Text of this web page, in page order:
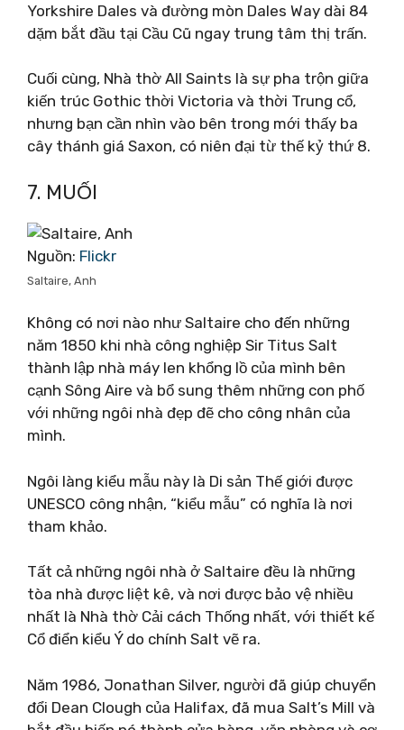
Yorkshire Dales và đường mòn Dales Way dài 84
dặm bắt đầu tại Cầu Cũ ngay trung tâm thị trấn.
Cuối cùng, Nhà thờ All Saints là sự pha trộn giữa
kiến ​​trúc Gothic thời Victoria và thời Trung cổ,
nhưng bạn cần nhìn vào bên trong mới thấy ba
cây thánh giá Saxon, có niên đại từ thế kỷ thứ 8.
7. MUỐI
Nguồn: Flickr
Saltaire, Anh
Không có nơi nào như Saltaire cho đến những
năm 1850 khi nhà công nghiệp Sir Titus Salt
thành lập nhà máy len khổng lồ của mình bên
cạnh Sông Aire và bổ sung thêm những con phố
với những ngôi nhà đẹp đẽ cho công nhân của
mình.
Ngôi làng kiểu mẫu này là Di sản Thế giới được
UNESCO công nhận, “kiểu mẫu” có nghĩa là nơi
tham khảo.
Tất cả những ngôi nhà ở Saltaire đều là những
tòa nhà được liệt kê, và nơi được bảo vệ nhiều
nhất là Nhà thờ Cải cách Thống nhất, với thiết kế
Cổ điển kiểu Ý do chính Salt vẽ ra.
Năm 1986, Jonathan Silver, người đã giúp chuyển
đổi Dean Clough của Halifax, đã mua Salt’s Mill và